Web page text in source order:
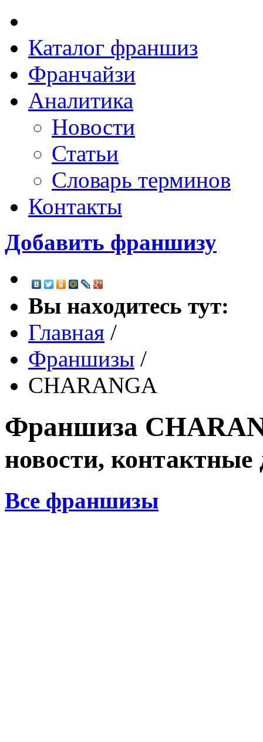
Каталог франшиз
Франчайзи
Аналитика
Новости
Статьи
Словарь терминов
Контакты
Добавить франшизу
Вы находитесь тут:
Главная /
Франшизы /
CHARANGA
Франшиза
новости,
Все франшизы